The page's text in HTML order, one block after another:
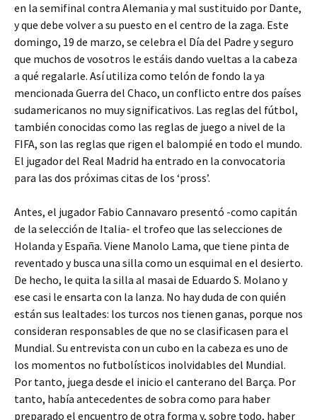
en la semifinal contra Alemania y mal sustituido por Dante,
y que debe volver a su puesto en el centro de la zaga. Este
domingo, 19 de marzo, se celebra el Día del Padre y seguro
que muchos de vosotros le estáis dando vueltas a la cabeza
a qué regalarle. Así utiliza como telón de fondo la ya
mencionada Guerra del Chaco, un conflicto entre dos países
sudamericanos no muy significativos. Las reglas del fútbol,
también conocidas como las reglas de juego a nivel de la
FIFA, son las reglas que rigen el balompié en todo el mundo.
El jugador del Real Madrid ha entrado en la convocatoria
para las dos próximas citas de los ‘pross’.
Antes, el jugador Fabio Cannavaro presentó -como capitán
de la selección de Italia- el trofeo que las selecciones de
Holanda y España. Viene Manolo Lama, que tiene pinta de
reventado y busca una silla como un esquimal en el desierto.
De hecho, le quita la silla al masai de Eduardo S. Molano y
ese casi le ensarta con la lanza. No hay duda de con quién
están sus lealtades: los turcos nos tienen ganas, porque nos
consideran responsables de que no se clasificasen para el
Mundial. Su entrevista con un cubo en la cabeza es uno de
los momentos no futbolísticos inolvidables del Mundial.
Por tanto, juega desde el inicio el canterano del Barça. Por
tanto, había antecedentes de sobra como para haber
preparado el encuentro de otra forma y, sobre todo, haber